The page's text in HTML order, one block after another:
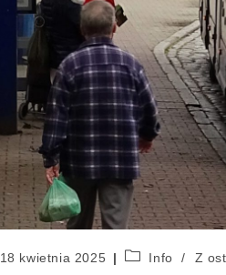
18 kwietnia 2025 Info / Z